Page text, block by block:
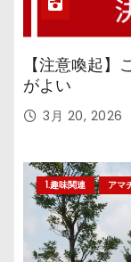
【注意喚起
がよい
3月 20, 2026
1.趣味関連 アマ